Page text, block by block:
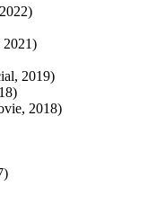
2021)
2019)
2018)